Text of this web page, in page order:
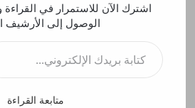
اشترك الآن للاستمرار في
الوصول إلى الأرشيف
كتابة بريدك الإلكتروني...
متابعة القراءة